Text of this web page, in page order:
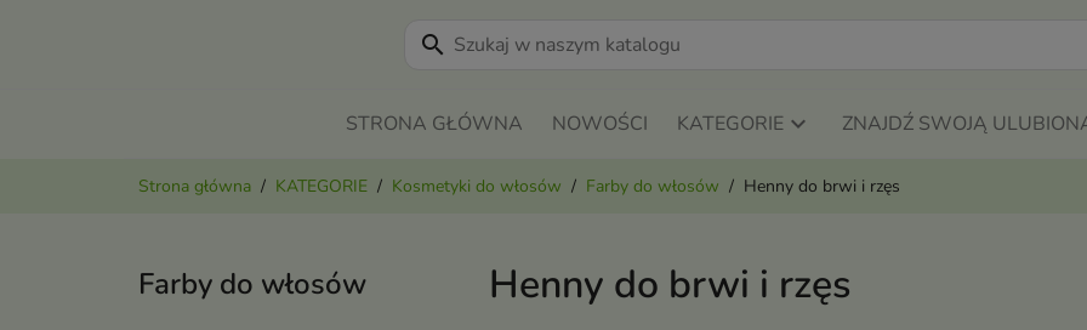
search
STRONA GŁÓWNA NOWOŚCI KATEGORIE ZNAJDŹ SWOJĄ
Strona główna KATEGORIE Kosmetyki do włosów Farby do włosów Henny do brwi i rzęs
Farby do włosów Henny do brwi i rzęs